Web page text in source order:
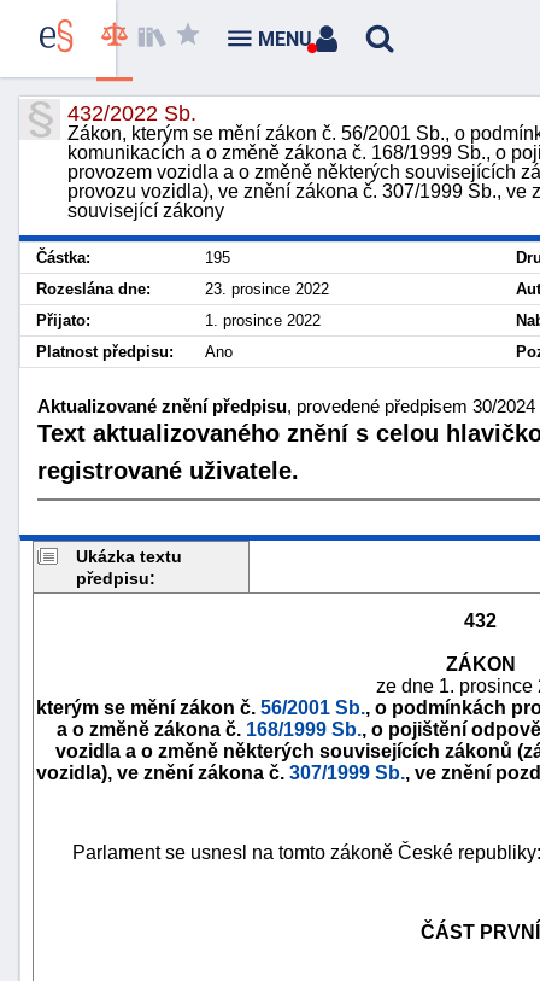
432/2022 Sb.
Zákon, kterým se mění zákon č. 56/2001 Sb., o
komunikacích a o změně zákona č. 168/1999 Sb., o
provozem vozidla a o změně některých souvisejících
provozu vozidla), ve znění zákona č. 307/1999 Sb., ve
související zákony
Částka: 195
Rozeslána dne:
23. prosince 2022
Přijato:
1. prosince 2022
Platnost předpisu:
Ano
Aktualizované znění předpisu, provedené předpisem 30/
Text aktualizovaného znění s celou
registrované uživatele.
Ukázka textu
předpisu:
432
ZÁKON
ze dne 1. prosince
kterým se mění zákon č. 56/2001 Sb., o podmínkách
a o změně zákona č. 168/1999 Sb., o pojištění
vozidla a o změně některých souvisejících zákonů
vozidla), ve znění zákona č. 307/1999 Sb., ve znění
Parlament se usnesl na tomto zákoně České republiky:
ČÁST PRVNÍ
MENU